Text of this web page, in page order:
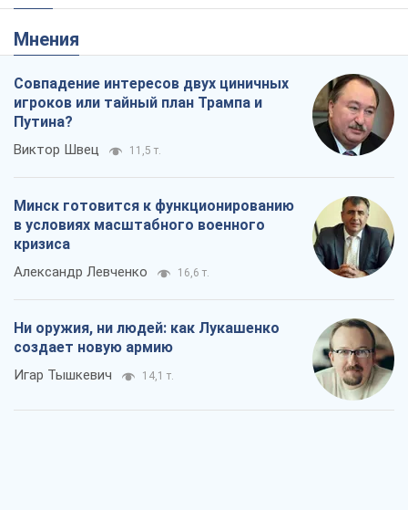
Мнения
Совпадение интересов двух циничных
игроков или тайный план Трампа и
Путина?
Виктор Швец 11,5 т.
Минск готовится к функционированию
в условиях масштабного военного
кризиса
Александр Левченко 16,6 т.
Ни оружия, ни людей: как Лукашенко
создает новую армию
Игар Тышкевич 14,1 т.